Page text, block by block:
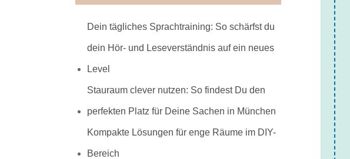
Dein tägliches Sprachtraining: So schärfst du
dein Hör- und Leseverständnis auf ein neues
Level
Stauraum clever nutzen: So findest Du den
perfekten Platz für Deine Sachen in München
Kompakte Lösungen für enge Räume im DIY-
Bereich